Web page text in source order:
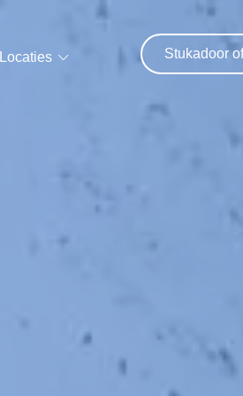
Locaties Stukadoor